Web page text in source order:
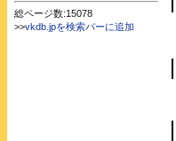
総ページ数:15078
>>vkdb.jpを検索バーに追加